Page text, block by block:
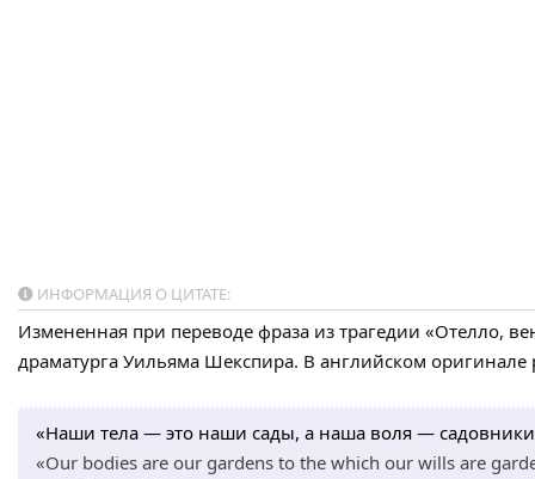
ИНФОРМАЦИЯ О ЦИТАТЕ:
Измененная при переводе фраза из трагедии «Отелло,
драматурга Уильяма Шекспира. В английском оригинале
«Наши тела — это наши сады, а наша воля —
«Our bodies are our gardens to the which our wills are